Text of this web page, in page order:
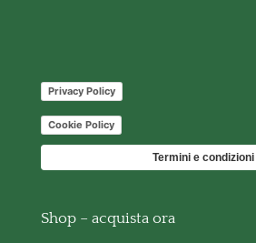
Privacy Policy
Cookie Policy
Termini e condizioni
Shop – acquista ora